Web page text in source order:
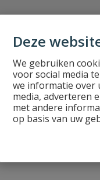
Deze
We gebruiken
voor social media
we informatie over
media, adverteren
met andere
op basis van uw